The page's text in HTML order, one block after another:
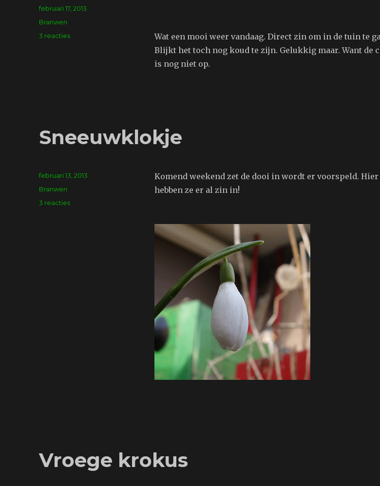
Wat een mooi weer vandaag. Direct zin om in de tuin te
Blijkt het toch nog koud te zijn. Gelukkig maar. Want de
is nog niet op.
Geplaatst
februari 17, 2013
Tags
Branwen
3 reactiesop
Sneeuwklokje
Komend weekend zet de dooi in wordt er voorspeld.
hebben ze er al zin in!
Geplaatst
februari 13, 2013
Tags
Branwen
3 reactiesop
Vroege krokus